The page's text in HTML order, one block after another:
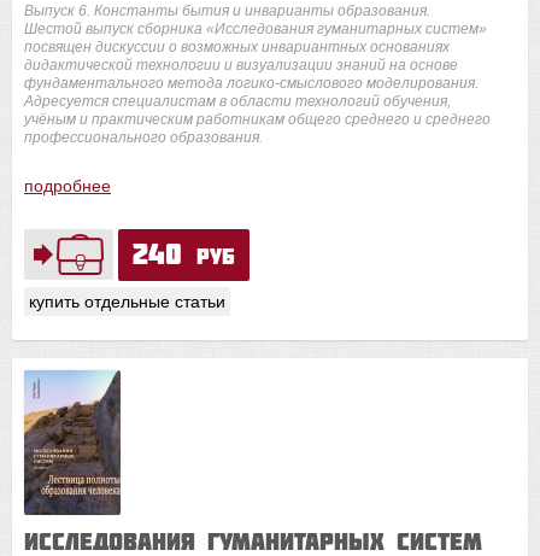
240 руб
купить отдельные статьи
Выпуск 6. Константы бытия и инварианты образования.
Шестой выпуск сборника «Исследования гуманитарных систем»
посвящен дискуссии о возможных инвариантных основаниях
дидактической технологии и визуализации знаний на основе
фундаментального метода логико-смыслового моделирования.
Адресуется специалистам в области технологий обучения,
учёным и практическим работникам общего среднего и среднего
профессионального образования.
подробнее
Исследования гуманитарных систем